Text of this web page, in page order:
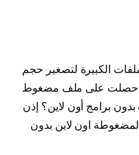
الكبيرة لتصغير حجم
هل حصلت على ملف مضغوط
برامج أون لاين؟ إذن
اون لاين بدون